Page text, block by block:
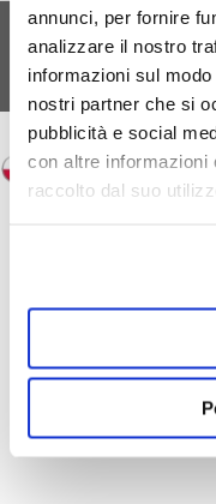
annunci, per fornire
analizzare il nostro
informazioni sul
nostri partner che si
pubblicità e social
con altre informazioni
raccolto dal suo
FERA 24 UG Sede legale:
*Tutti i prezzi
©